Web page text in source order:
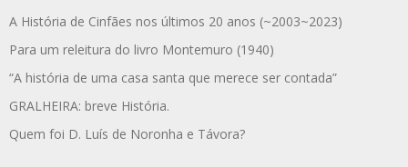
A História de Cinfães nos últimos 20 anos (~2003~2023)
Para um releitura do livro Montemuro (1940)
“A história de uma casa santa que merece ser contada”
GRALHEIRA: breve História.
Quem foi D. Luís de Noronha e Távora?